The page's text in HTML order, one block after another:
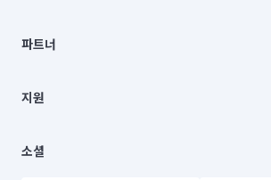
주소 | 본사: 서울특별시 종로구 율곡로 6(중학동,
컨택센터 : 서울특별시 종로구 수송동 율곡로 24, 7
상품, 상품정보, 거래에 관한 의무와 책임은 거래당
언론 보도 관련 문의:
© 유한회사 미소. Miso, Inc. All Rights Reserved.
채용
파트너
이사
지원
이용약관
소셜